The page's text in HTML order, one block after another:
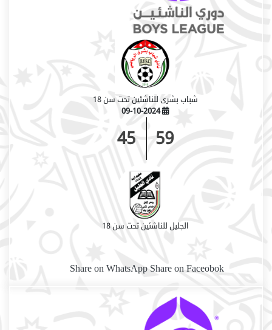
شباب بشرى للناشئين تحت سن 18
09-10-2024
59
45
الجليل للناشئين تحت سن 18
Share on WhatsApp Share on Faceobok